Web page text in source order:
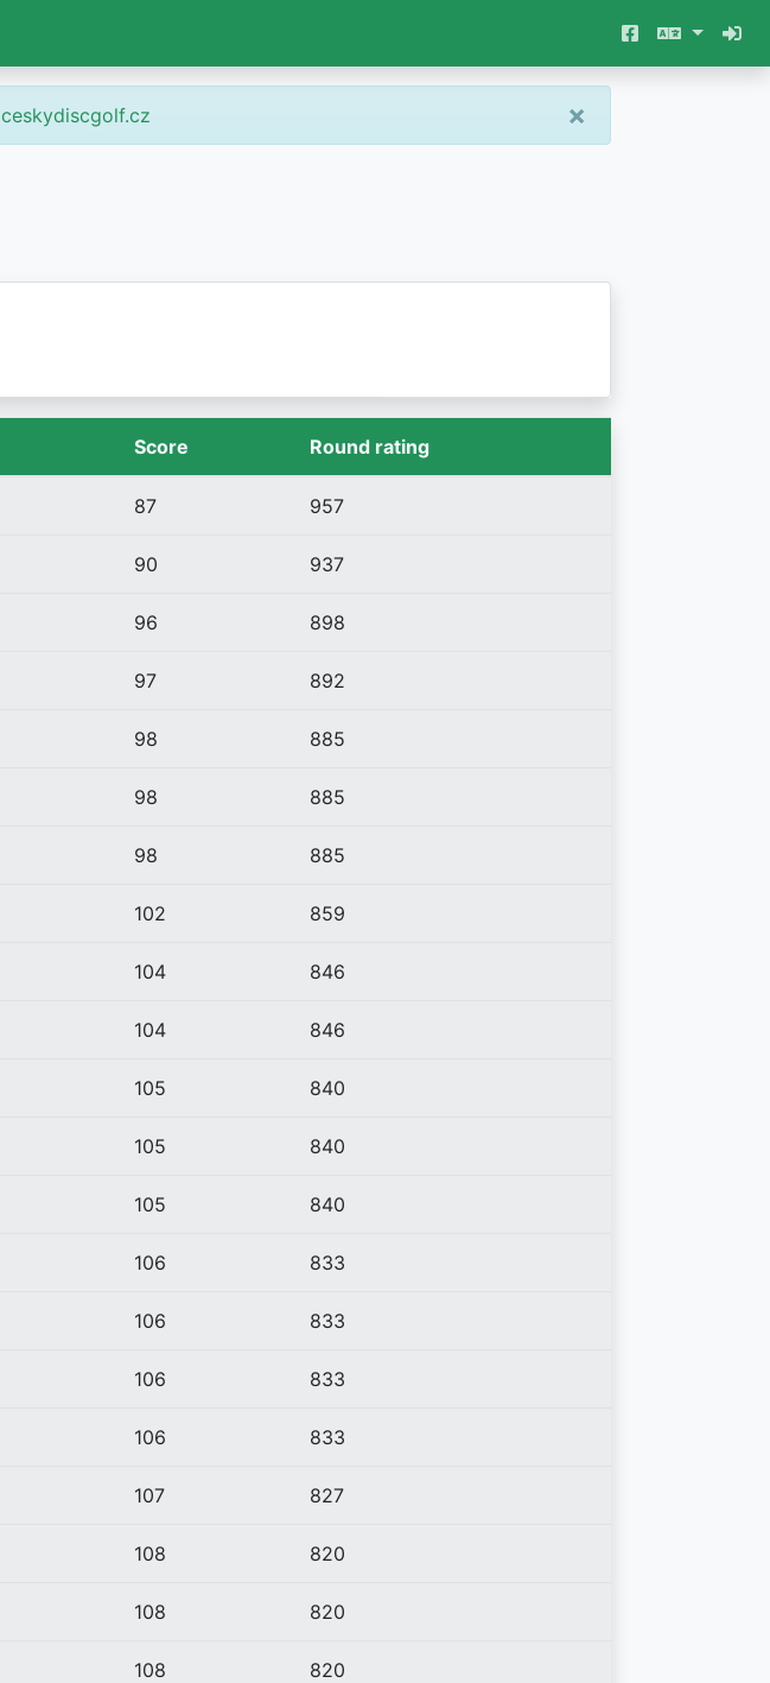
ceskydiscgolf.cz ×
Score Round rating
87 957
90 937
96 898
97 892
98 885
98 885
98 885
102 859
104 846
104 846
105 840
105 840
105 840
106 833
106 833
106 833
106 833
107 827
108 820
108 820
108 820